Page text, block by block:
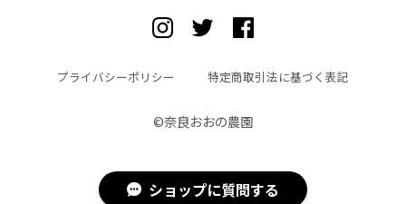
プライバシーポリシー 特定商取引法に基づく表記
©︎奈良おおの農園
ショップに質問する